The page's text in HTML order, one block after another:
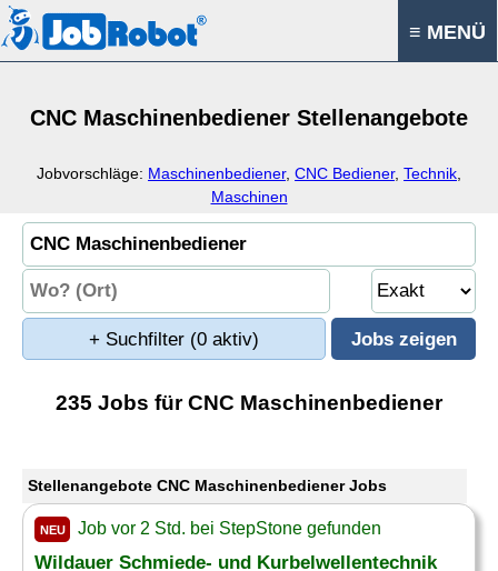
≡ MENÜ
CNC Maschinenbediener Stellenangebote
Jobvorschläge: Maschinenbediener, CNC Bediener, Technik
Maschinen
+ Suchfilter (0 aktiv)
235 Jobs für CNC Maschinenbediener
Stellenangebote CNC Maschinenbediener Jobs
NEU Job vor 2 Std. bei StepStone gefunden
Wildauer Schmiede- und Kurbelwellentechnik